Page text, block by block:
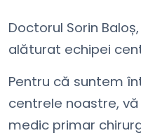
Doctorul Sorin
alăturat echipei
Pentru că suntem
centrele noastre,
medic primar